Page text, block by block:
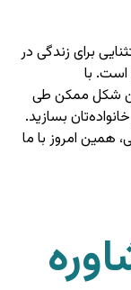
برای زندگی در
است. با
شکل ممکن طی
بسازید.
همین امروز با ما